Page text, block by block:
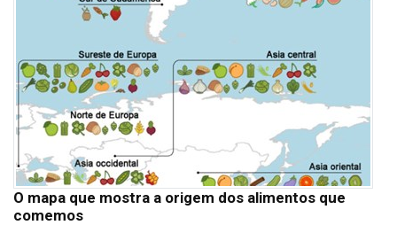
O mapa que mostra a origem dos alimentos que
comemos